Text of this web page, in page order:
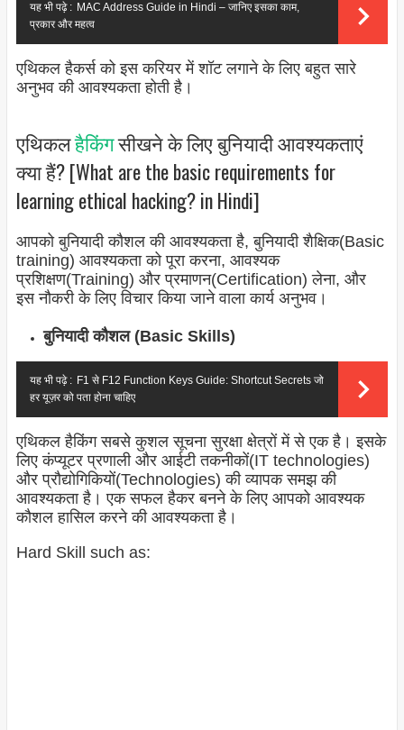
यह भी पढ़े : MAC Address Guide in Hindi – जानिए इसका काम,
प्रकार और महत्व
एथिकल हैकर्स को इस करियर में शॉट लगाने के लिए बहुत सारे
अनुभव की आवश्यकता होती है।
एथिकलहैकिंगसीखने के लिए बुनियादी आवश्यकताएं
क्या हैं? [What are the basic requirements for
learning ethical hacking? in Hindi]
आपको बुनियादी कौशल की आवश्यकता है, बुनियादी शैक्षिक(Basic
training) आवश्यकता को पूरा करना, आवश्यक
प्रशिक्षण(Training) और प्रमाणन(Certification) लेना, और
इस नौकरी के लिए विचार किया जाने वाला कार्य अनुभव।
बुनियादी कौशल (Basic Skills)
यह भी पढ़े : F1 से F12 Function Keys Guide: Shortcut Secrets जो
हर यूज़र को पता होना चाहिए
एथिकल हैकिंग सबसे कुशल सूचना सुरक्षा क्षेत्रों में से एक है। इसके
लिए कंप्यूटर प्रणाली और आईटी तकनीकों(IT technologies)
और प्रौद्योगिकियों(Technologies) की व्यापक समझ की
आवश्यकता है। एक सफल हैकर बनने के लिए आपको आवश्यक
कौशल हासिल करने की आवश्यकता है।
Hard Skill such as: